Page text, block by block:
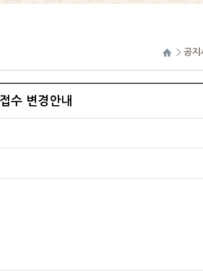
> 공지
수 변경안내